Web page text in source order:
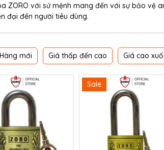
ZORO với sứ mệnh mang đến với sự bảo vệ
đại đến người tiêu dùng.
Hàng mới Giá thấp đến cao Giá cao
Sale